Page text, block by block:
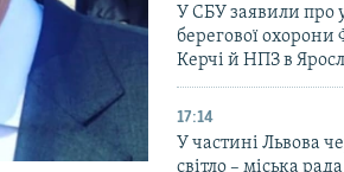
У СБУ заявили про
берегової охорони
Керчі й НПЗ в
17:14
У частині Львова
світло – міська рада